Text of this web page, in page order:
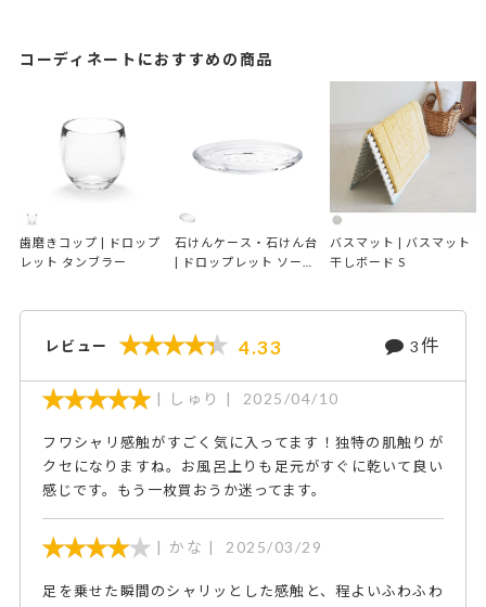
コーディネートにおすすめの商品
歯磨きコップ | ドロップ
レット タンブラー
石けんケース・石けん台
| ドロップレット ソープ
バスマット | バスマット
干しボード S
レビュー 4.33 3件
しゅり 2025/04/10
フワシャリ感触がすごく気に入ってます！独特の肌触りが
クセになりますね。お風呂上りも足元がすぐに乾いて良い
感じです。もう一枚買おうか迷ってます。
かな 2025/03/29
足を乗せた瞬間のシャリッとした感触と、程よいふわふわ